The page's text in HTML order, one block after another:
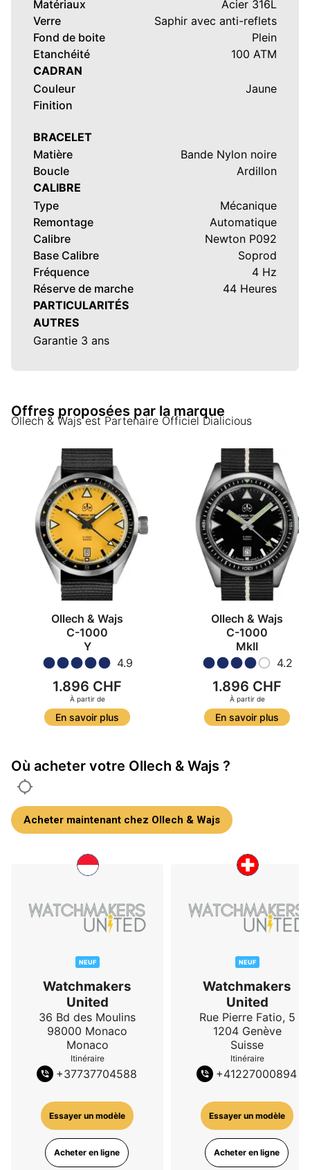
Matériaux
Acier 316L
Verre
Saphir avec anti-reflets
Fond de boite
Plein
Etanchéité
100 ATM
CADRAN
Couleur
Jaune
Finition
BRACELET
Matière
Bande Nylon noire
Boucle
Ardillon
CALIBRE
Type
Mécanique
Remontage
Automatique
Calibre
Newton P092
Base Calibre
Soprod
Fréquence
4 Hz
Réserve de marche
44 Heures
PARTICULARITÉS
AUTRES
Garantie 3 ans
Offres proposées par la marque
Ollech & Wajs est Partenaire Officiel Dialicious
Ollech & Wajs
C-1000
Y
4.9
1.896 CHF
À partir de
En savoir plus
Ollech & Wajs
C-1000
MkII
4.2
1.896 CHF
À partir de
En savoir plus
Où acheter votre Ollech & Wajs ?
Acheter maintenant chez Ollech & Wajs
NEUF
Watchmakers
United
36 Bd des Moulins
98000 Monaco
Monaco
Itinéraire
+37737704588
Essayer un modèle
Acheter en ligne
NEUF
Watchmakers
United
Rue Pierre Fatio, 5
1204 Genève
Suisse
Itinéraire
+41227000894
Essayer un modèle
Acheter en ligne